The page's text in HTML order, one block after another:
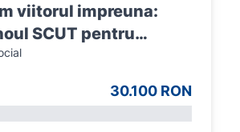
viitorul impreuna:
SCUT pentru
30.100 RON